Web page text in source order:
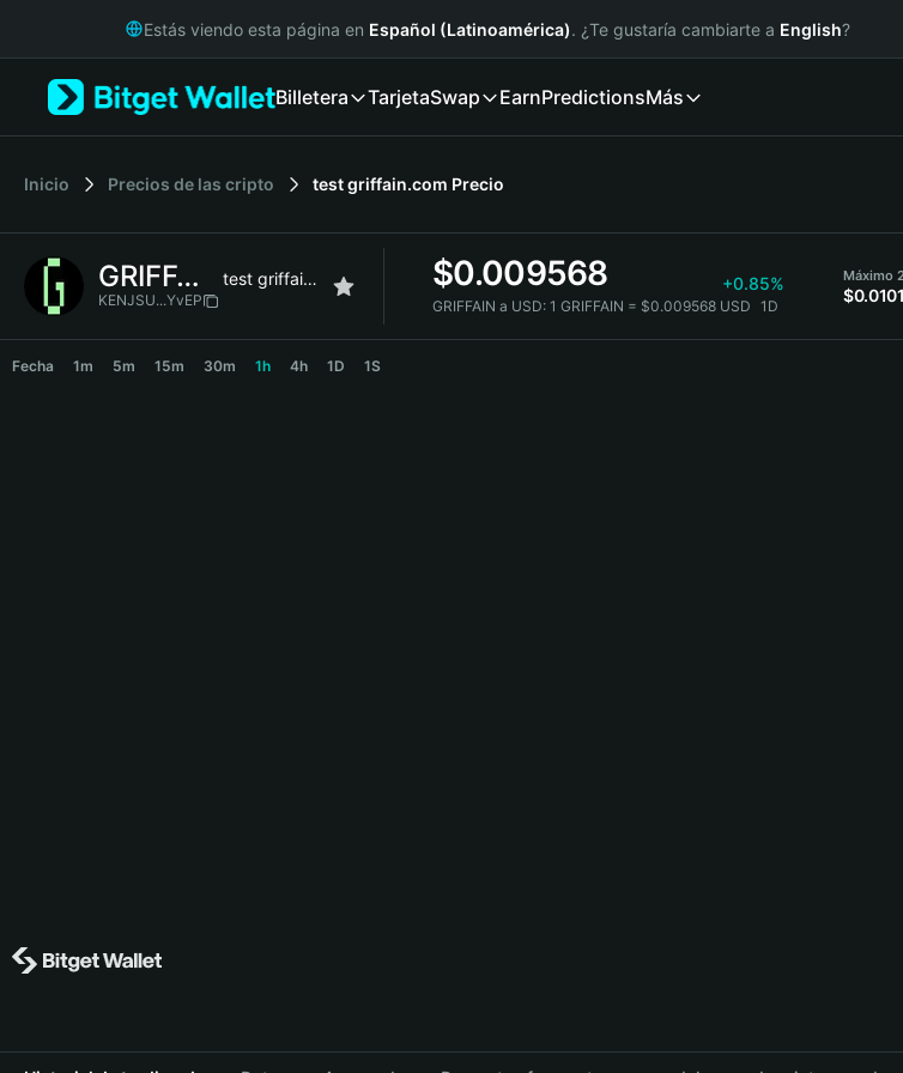
Русский
Italiano
简体中文
繁體中文
Bahasa Indonesia
Estás viendo esta página en Español (Latinoamérica). ¿Te gustaría cambiarte a English?
Billetera TarjetaSwap EarnPredictionsMás
Inicio Precios de las cripto test griffain.com Precio
GRIFFAIN test griffain.com
KENJSU...YvEP
$0.009568 +0.85%
GRIFFAIN a USD: 1 GRIFFAIN = $0.009568 USD 1D
Máximo
Fecha 1m 5m 15m 30m 1h 4h 1D 1S